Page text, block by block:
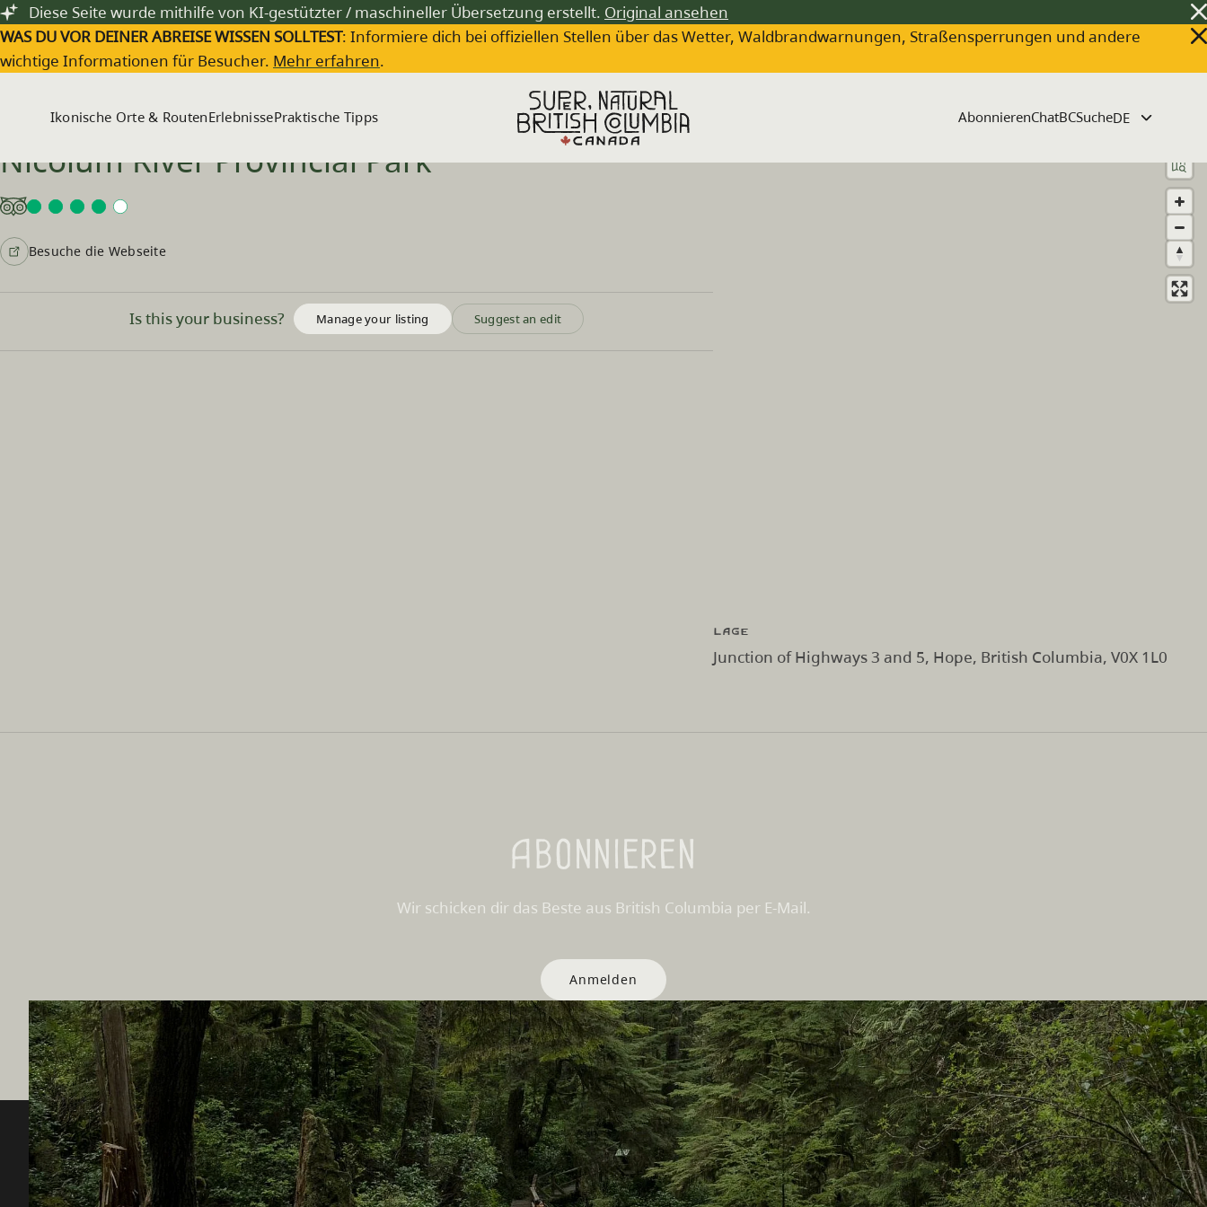
Zum Hauptinhalt springen
Diese Seite wurde mithilfe von KI-gestützter / maschineller Übersetzung erstellt. Original ansehen
WAS DU VOR DEINER ABREISE WISSEN SOLLTEST: Informiere dich bei offiziellen Stellen über das Wetter, Waldbrandwarnungen, Straßensperrungen und andere
wichtige Informationen für Besucher. Mehr erfahren.
Ikonische Orte & RoutenErlebnissePraktische Tipps AbonnierenChatBCSuche
Nicolum River Provincial Park
Besuche die Webseite
Is this your business? Manage your listing Suggest an edit
Lage
Junction of Highways 3 and 5, Hope, British Columbia, V0X 1L0
Abonnieren
Wir schicken dir das Beste aus British Columbia per E-Mail.
Anmelden
Destination BC Unsere Websites Partnerseiten Auf dieser Website